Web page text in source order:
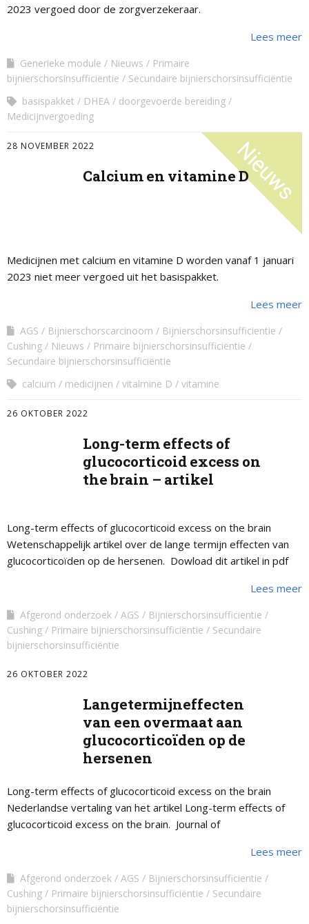
2023 vergoed door de zorgverzekeraar.
Lees meer
Generieke module Nieuws
Primaire
bijnierschorsinsufficiëntie
Secundaire bijnierschorsinsufficiëntie
basispakket
DHEA
doorgevoerde bereiding
Medicijnvergoeding
28 NOVEMBER 2022
Calcium en vitamine D
Medicijnen met calcium en vitamine D worden vanaf 1 januari
2023 niet meer vergoed uit het basispakket.
Lees meer
AGS Bijnierschorscarcinoom
Bijnierschorsinsufficientie
Cushing
Nieuws
Primaire bijnierschorsinsufficiëntie
Secundaire bijnierschorsinsufficiëntie
calcium
medicijnen vitalmine D vitamine
26 OKTOBER 2022
Long-term effects of
glucocorticoid excess on
the brain – artikel
Long-term effects of glucocorticoid excess on the brain
Wetenschappelijk artikel over de lange termijn effecten van
glucocorticoïden op de hersenen. Dowload dit artikel in pdf
Lees meer
Afgerond onderzoek AGS
Bijnierschorsinsufficientie
Cushing
Primaire bijnierschorsinsufficiëntie
Secundaire
bijnierschorsinsufficiëntie
26 OKTOBER 2022
Langetermijneffecten
van een overmaat aan
glucocorticoïden op de
hersenen
Long-term effects of glucocorticoid excess on the brain
Nederlandse vertaling van het artikel Long-term effects of
glucocorticoid excess on the brain. Journal of
Lees meer
Afgerond onderzoek AGS
Bijnierschorsinsufficientie
Cushing
Primaire bijnierschorsinsufficiëntie
Secundaire
bijnierschorsinsufficiëntie